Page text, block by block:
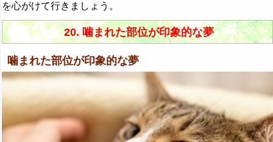
を心がけて行きましょう。
20. 噛まれた部位が印象的な夢
噛まれた部位が印象的な夢